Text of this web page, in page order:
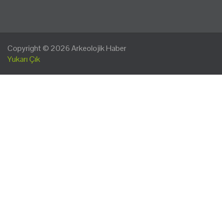
Copyright © 2026Arkeolojik Haber
Yukarı Çık